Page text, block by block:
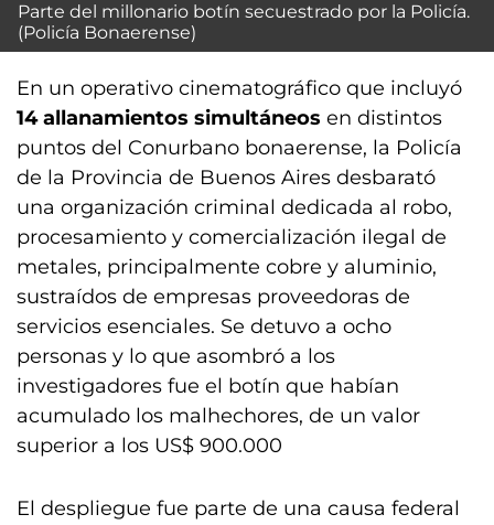
Parte del millonario botín secuestrado por la Policía.
(Policía Bonaerense)
En un operativo cinematográfico que incluyó
14 allanamientos simultáneos en distintos
puntos del Conurbano bonaerense, la Policía
de la Provincia de Buenos Aires desbarató
una organización criminal dedicada al robo,
procesamiento y comercialización ilegal de
metales, principalmente cobre y aluminio,
sustraídos de empresas proveedoras de
servicios esenciales. Se detuvo a ocho
personas y lo que asombró a los
investigadores fue el botín que habían
acumulado los malhechores, de un valor
superior a los US$ 900.000
El despliegue fue parte de una causa federal